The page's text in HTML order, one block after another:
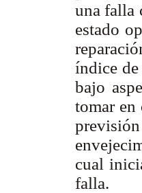
una falla
estado
índice de
bajo
tomar en
cual
falla.